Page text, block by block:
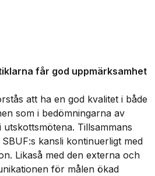
får god uppmärksamhet
att ha en god kvalitet i både
som i bedömningarna av
Tillsammans
kansli kontinuerligt med
Likaså med den externa och
för målen ökad